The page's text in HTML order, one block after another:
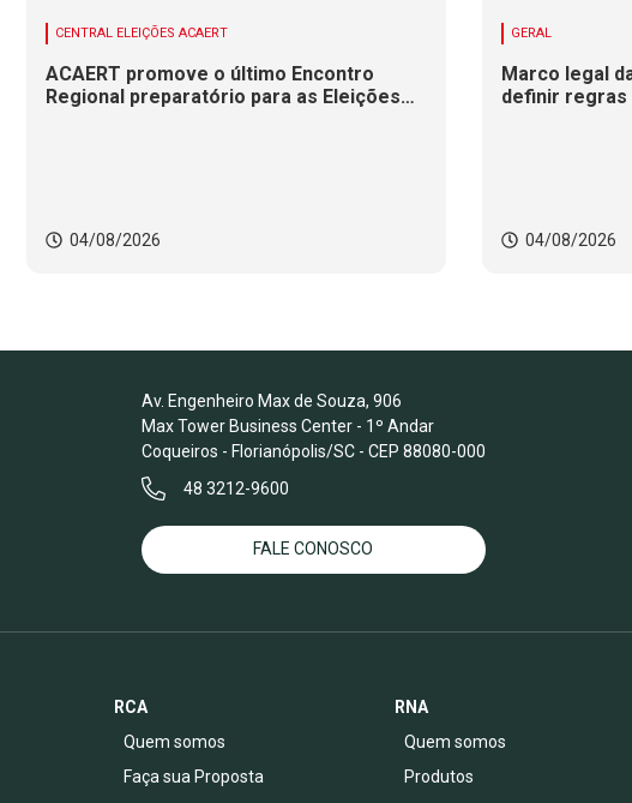
CENTRAL ELEIÇÕES ACAERT
ACAERT promove o último Encontro
Regional preparatório para as Eleições
04/08/2026
GERAL
Marco legal
definir regras
04/08/2026
Av. Engenheiro Max de Souza, 906
Max Tower Business Center - 1º Andar
Coqueiros - Florianópolis/SC - CEP 88080-000
48 3212-9600
FALE CONOSCO
RCA
Quem somos
Faça sua Proposta
RNA
Quem somos
Produtos